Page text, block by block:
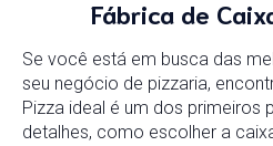
Fábrica de
Se você está em busca das
seu negócio de pizzaria,
Pizza ideal é um dos primeiros
detalhes, como escolher a